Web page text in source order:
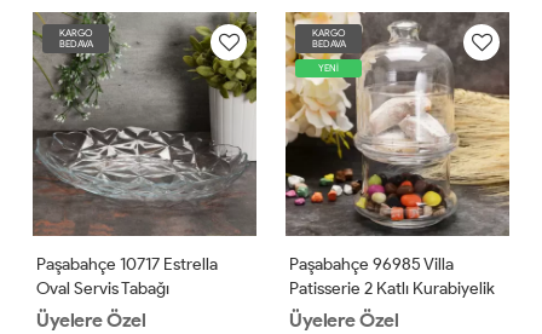
KARGO
BEDAVA
Paşabahçe 10717 Estrella
Oval Servis Tabağı
Üyelere Özel
KARGO
BEDAVA
YENİ
Paşabahçe 96985 Villa
Patisserie 2 Katlı Kurabiyelik
2 Adet
Üyelere Özel